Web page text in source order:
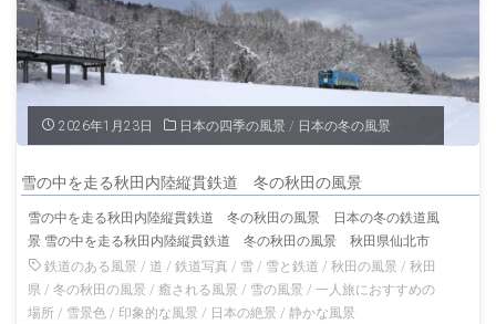
神
社
冬
札
幌
の
2026年1月23日 日本の四季の風景 / 日本の冬の風景
雪の中を走る秋田内陸縦貫鉄道 冬の秋田の風景
雪の中を走る秋田内陸縦貫鉄道 冬の秋田の風景 日本の冬の鉄道風
景 雪の中を走る秋田内陸縦貫鉄道 冬の秋田の風景 秋田県仙北市
鉄道のある風景 /道 /鉄道写真 / 雪 / 雪と鉄道 /秋田の風景 /秋田
県 /冬の秋田の風景 /癒される風景 / 雪の風景 /一人旅におすすめの
場所 / 雪景色 / 印象的な風景 / 日本の絶景 /静かな風景